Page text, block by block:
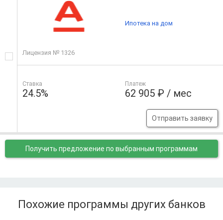
Лицензия № 1326
Ставка
24.5%
Платеж
62 905 ₽ / мес
Отправить заявку
Ипотека на дом
Получить предложение по выбранным программам
Похожие программы других банков